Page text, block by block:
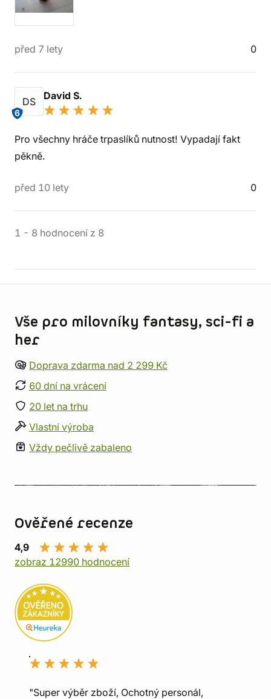
před 7 lety 0
DS
6
David S.
Pro všechny hráče trpaslíků nutnost! Vypadají fakt
pěkně.
před 10 lety 0
1 - 8 hodnocení z 8
Vše pro milovníky fantasy, sci-fi a
her
Doprava zdarma nad 2 299 Kč
60 dní na vrácení
20 let na trhu
Vlastní výroba
Vždy pečlivě zabaleno
Ověřené recenze
4,9
zobraz 12990 hodnocení
"Super výběr zboží, Ochotný personál,